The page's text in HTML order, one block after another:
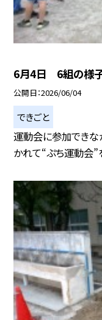
6月4日 6組の様
公開日 2026/06/04
できごと
運動会に参加できな
かれて“ぷち運動会”